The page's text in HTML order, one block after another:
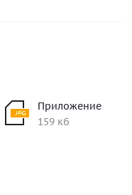
Приложение
159 кб